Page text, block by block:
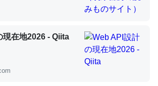
んだな…。腹足類だと殻を無くしてナメク
発表】昆虫学の大問題＝「昆虫はなぜ海にいな
仮説
在地2026 - Qiita